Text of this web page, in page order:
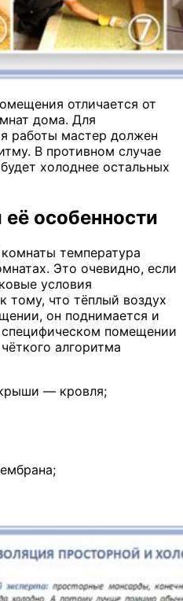
отличается от
дома. Для
работы мастер должен
В противном случае
холоднее остальных
особенности
температура
Это очевидно, если
условия
тому, что тёплый воздух
он поднимается и
помещении
алгоритма
— кровля;